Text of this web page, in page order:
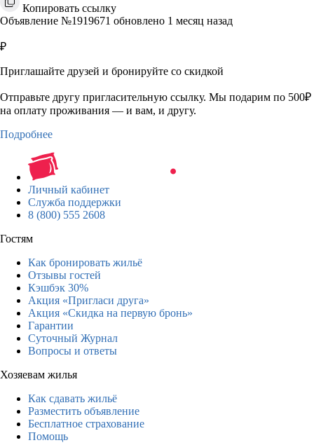
Копировать ссылку
Объявление №1919671 обновлено 1 месяц назад
₽
Приглашайте друзей и бронируйте со скидкой
Отправьте другу пригласительную ссылку. Мы подарим по 500₽
на оплату проживания — и вам, и другу.
Подробнее
Личный кабинет
Служба поддержки
8 (800) 555 2608
Гостям
Как бронировать жильё
Отзывы гостей
Кэшбэк 30%
Акция «Пригласи друга»
Акция «Скидка на первую бронь»
Гарантии
Суточный Журнал
Вопросы и ответы
Хозяевам жилья
Как сдавать жильё
Разместить объявление
Бесплатное страхование
Помощь